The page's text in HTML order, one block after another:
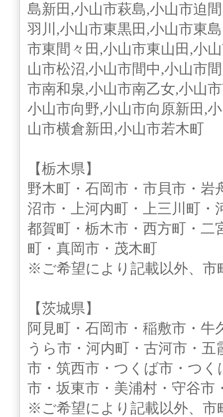
島新田,小山市萩島,小山市迫
羽川,小山市東黒田,小山市東
市東間々田,小山市東山田,小
山市松沼,小山市間中,小山市
市南和泉,小山市南乙女,小山
小山市向野,小山市向原新田,
山市横倉新田,小山市若木町
【栃木県】
野木町・石岡市・市貝市・岩
沼市・上河内町・上三川町・
都賀町・栃木市・西方町・二
町・真岡市・茂木町
※ご希望により記載以外、市
【茨城県】
阿見町・石岡市・稲敷市・
うら市・河内町・古河市・
市・筑西市・つくば市・つ
市・坂東市・美浦村・守谷市
※ご希望により記載以外、市